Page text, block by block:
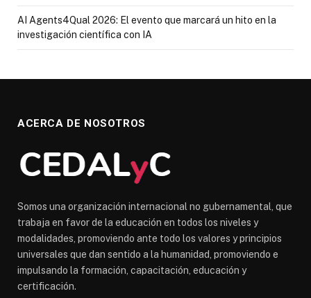
AI Agents4Qual 2026: El evento que marcará un hito en la
investigación científica con IA
ACERCA DE NOSOTROS
Somos una organización internacional no gubernamental, que
trabaja en favor de la educación en todos los niveles y
modalidades, promoviendo ante todo los valores y principios
universales que dan sentido a la humanidad, promoviendo e
impulsando la formación, capacitación, educación y
certificación.